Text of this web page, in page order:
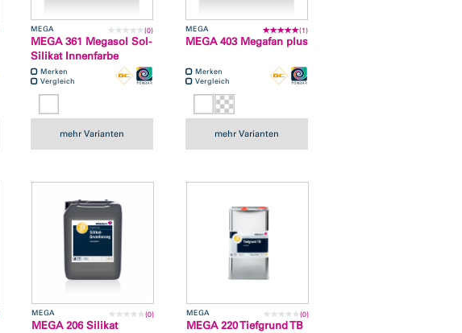
MEGA (0)
MEGA 361 Megasol Sol-
Silikat Innenfarbe
Merken
Vergleich
mehr Varianten
MEGA (1)
MEGA 403 Megafan plus
Merken
Vergleich
mehr Varianten
MEGA (0)
MEGA 206 Silikat
MEGA (0)
MEGA 220 Tiefgrund TB